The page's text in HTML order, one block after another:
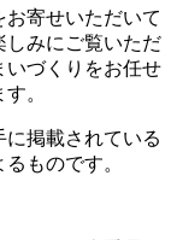
寄せいただいて
しみにご覧いただ
いづくりをお任せ
。
掲載されている
ものです。